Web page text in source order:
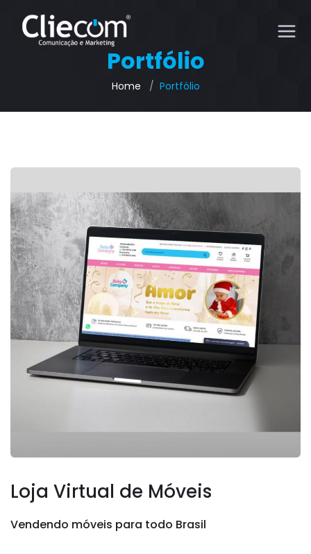
Portfólio
Home Portfólio
Loja Virtual de Móveis
Vendendo móveis para todo Brasil